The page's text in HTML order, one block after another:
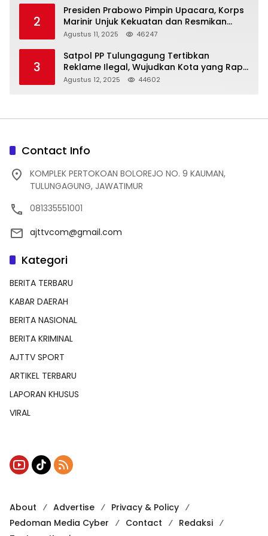
2
Presiden Prabowo Pimpin Upacara, Korps
Marinir Unjuk Kekuatan dan Resmikan
Struktur Baru
Agustus 11, 2025 46247
3
Satpol PP Tulungagung Tertibkan
Reklame Ilegal, Wujudkan Kota yang Rapi
dan Indah
Agustus 12, 2025 44602
Contact Info
KOMPLEK PERTOKOAN BOLOREJO NO. 9 KAUMAN,
TULUNGAGUNG, JAWATIMUR
081335551001
ajttvcom@gmail.com
Kategori
BERITA TERBARU
KABAR DAERAH
BERITA NASIONAL
BERITA KRIMINAL
AJTTV SPORT
ARTIKEL TERBARU
LAPORAN KHUSUS
VIRAL
About Advertise
Privacy & Policy
Pedoman Media Cyber
Contact
Redaksi